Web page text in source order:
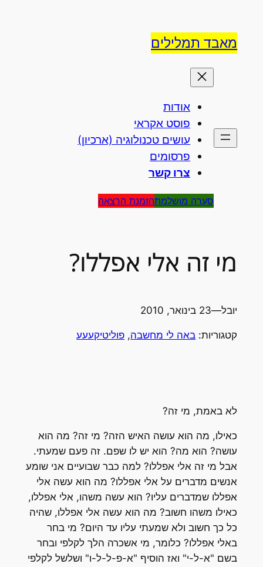
מאבד תמלילים
אודות
פוסט אקראי
עושים טכנולוגיה (ארכיון)
פרסומים
צרו קשר
סערה מושלמתהזמנת הרצאה
מי זה אלי אפללו?
יובל—23 בינואר, 2010
קטגוריות: באה לי מחשבה, פוליטיקעעע
לא באמת, מי זה?
כאילו, מה הוא עושה האיש הזה? מי זה? מה הוא
עושה? הוא מה? הוא יש לו שפם. זה פעם שמעתי.
אבל מי זה אלי אפללו? למה כבר שבועיים אני שומע
אנשים מדברים על אלי אפללו? מה הוא עשה אלי
אפללו שמדברים עליו? הוא עשה משהו, אלי אפללו,
כאילו משהו חשוב? מה הוא עשה אלי אפללו, שהיה
כל כך חשוב ולא שמעתי עליו עד היום? מי בחר
באלי אפללו? כלומר, מי אשכרה הלך לקלפי ובחר
בשם "א-ל-י" ואז הוסיף "א-פ-ל-ל-ו" ושלשל לקלפי